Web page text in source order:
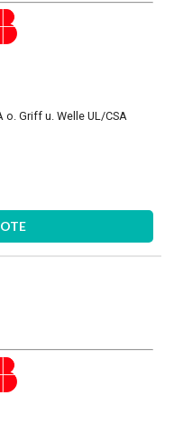
o. Griff u. Welle UL/CSA